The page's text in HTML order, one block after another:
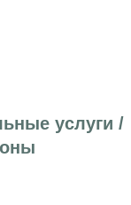
услуги /